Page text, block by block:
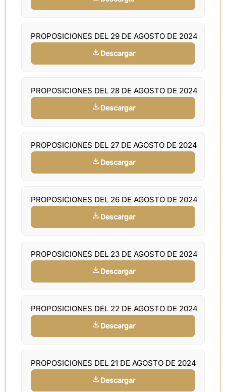
PROPOSICIONES DEL 29 DE AGOSTO DE 2024
Descargar
PROPOSICIONES DEL 28 DE AGOSTO DE 2024
Descargar
PROPOSICIONES DEL 27 DE AGOSTO DE 2024
Descargar
PROPOSICIONES DEL 26 DE AGOSTO DE 2024
Descargar
PROPOSICIONES DEL 23 DE AGOSTO DE 2024
Descargar
PROPOSICIONES DEL 22 DE AGOSTO DE 2024
Descargar
PROPOSICIONES DEL 21 DE AGOSTO DE 2024
Descargar